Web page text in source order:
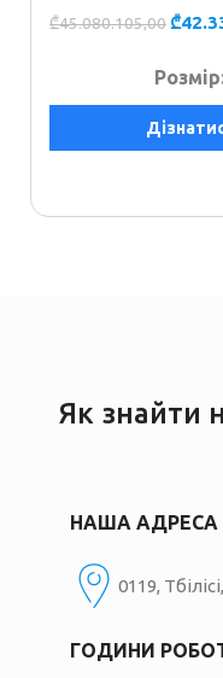
₾45.080.105,00₾
Як знайти
НАША АДРЕСА
0119,
ГОДИНИ